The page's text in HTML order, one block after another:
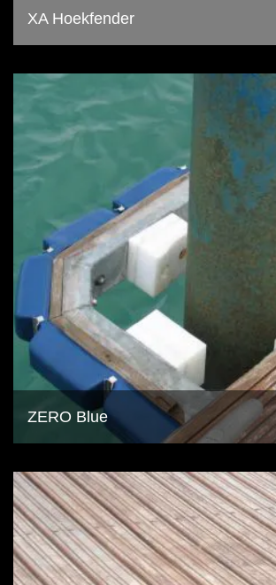
XA Hoekfender
ZERO Blue